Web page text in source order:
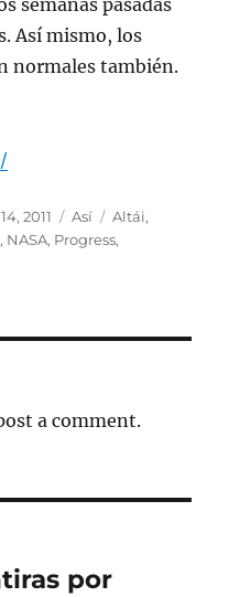
semanas pasadas
Así mismo, los
normales también.
2011 Categories
Así Tags
Altái,
, NASA, Progress,
a comment.
por